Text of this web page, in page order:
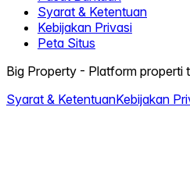
Syarat & Ketentuan
Kebijakan Privasi
Peta Situs
Big Property - Platform properti
Syarat & KetentuanKebijakan